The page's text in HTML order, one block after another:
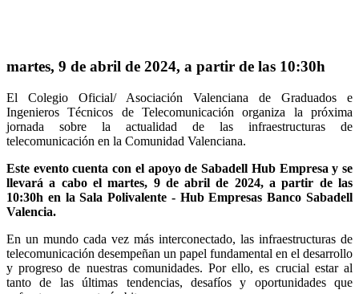
martes, 9 de abril de 2024, a partir de las 10:30h
El Colegio Oficial/ Asociación Valenciana de Graduados e
Ingenieros Técnicos de Telecomunicación organiza la próxima
jornada sobre la actualidad de las infraestructuras de
telecomunicación en la Comunidad Valenciana.
Este evento cuenta con el apoyo de Sabadell Hub Empresa y se
llevará a cabo el martes, 9 de abril de 2024, a partir de las
10:30h en la Sala Polivalente - Hub Empresas Banco Sabadell
Valencia.
En un mundo cada vez más interconectado, las infraestructuras de
telecomunicación desempeñan un papel fundamental en el desarrollo
y progreso de nuestras comunidades. Por ello, es crucial estar al
tanto de las últimas tendencias, desafíos y oportunidades que